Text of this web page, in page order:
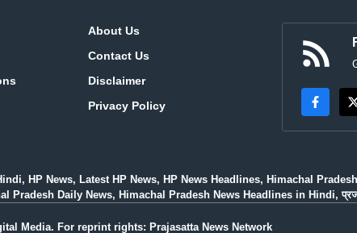
About Us
Contact Us
Disclaimer
Privacy Policy
HP News, Latest HP News, HP News Headlines, Himachal
Daily News, Himachal Pradesh News Headlines in Hindi,
Media. For reprint rights: Prajasatta News Network